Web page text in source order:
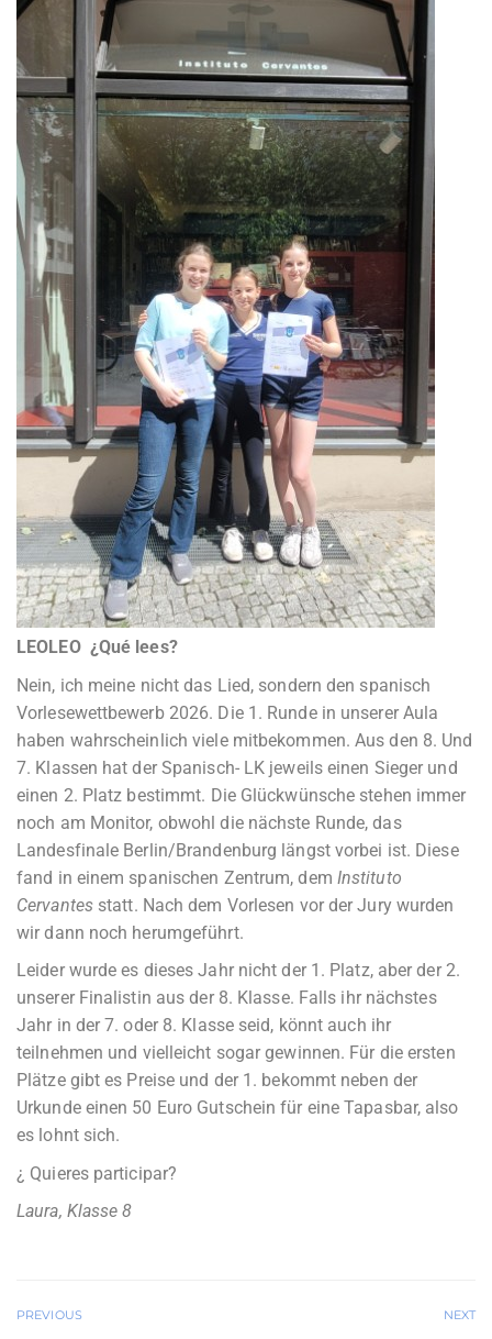
LEOLEO ¿Qué lees?
Nein, ich meine nicht das Lied, sondern den spanisch
Vorlesewettbewerb 2026. Die 1. Runde in unserer Aula
haben wahrscheinlich viele mitbekommen. Aus den 8. Und
7. Klassen hat der Spanisch- LK jeweils einen Sieger und
einen 2. Platz bestimmt. Die Glückwünsche stehen immer
noch am Monitor, obwohl die nächste Runde, das
Landesfinale Berlin/Brandenburg längst vorbei ist. Diese
fand in einem spanischen Zentrum, dem Instituto
Cervantesstatt. Nach dem Vorlesen vor der Jury wurden
wir dann noch herumgeführt.
Leider wurde es dieses Jahr nicht der 1. Platz, aber der 2.
unserer Finalistin aus der 8. Klasse. Falls ihr nächstes
Jahr in der 7. oder 8. Klasse seid, könnt auch ihr
teilnehmen und vielleicht sogar gewinnen. Für die ersten
Plätze gibt es Preise und der 1. bekommt neben der
Urkunde einen 50 Euro Gutschein für eine Tapasbar, also
es lohnt sich.
¿ Quieres participar?
Laura, Klasse 8
PREVIOUS NEXT